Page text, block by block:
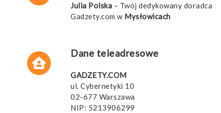
Julia Polska – Twój dedykowany doradca
Gadzety.com w Mysłowicach
Dane teleadresowe
GADZETY.COM
ul. Cybernetyki 10
02-677 Warszawa
NIP: 5213906299